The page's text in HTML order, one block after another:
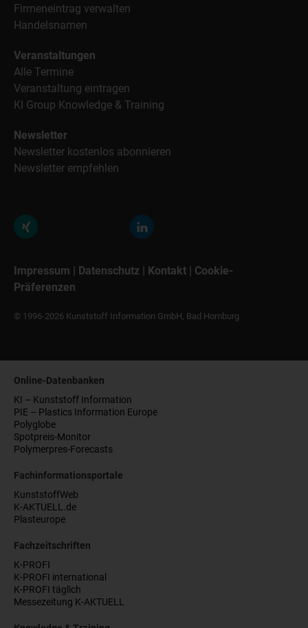
Firmeneintrag verwalten
Handelsnamen
Veranstaltungen
Alle Termine
Veranstaltung eintragen
KI Group Knowledge & Training
Newsletter
Newsletter kostenlos abonnieren
Newsletter empfehlen
Impressum | Datenschutz | Kontakt | Cookie-
Präferenzen
© 1996-2026 Kunststoff Information GmbH, Bad Homburg
Online-Datenbanken
KI – Kunststoff Information
PIE – Plastics Information Europe
Polyglobe
Spotpreis-Monitor
Polymerpres-Forecasts
Fachinformationsportale
KunststoffWeb
K-AKTUELL.de
Plasteurope
Fachzeitschriften
K-PROFI
K-PROFI international
K-PROFI täglich
Messezeitung K-AKTUELL